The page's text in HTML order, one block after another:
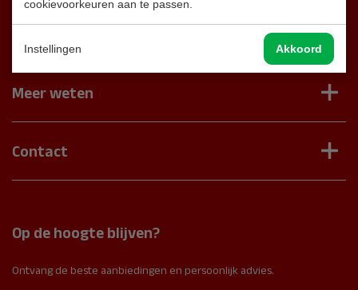
cookievoorkeuren aan te passen.
Instellingen Akkoord
Contact
Veelgestelde vragen
Onderhoudscontract aanvragen
Schade of verkeerd product
Retourneren product
Chatbot Veronique
Podcast
Brandslanghaspels
Brandpreventie
Onderhoud
Meer weten
Brandpreventie
Poederblussers
Noodverlichting
Contact
Zwaalweg 6-8
Route
IBAN:
NL66 ABNA 0605 4152 69
Op de hoogte blijven?
Ontvang de beste aanbiedingen en persoonlijk advies.